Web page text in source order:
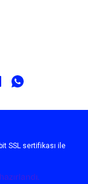
SSL sertifikası ile